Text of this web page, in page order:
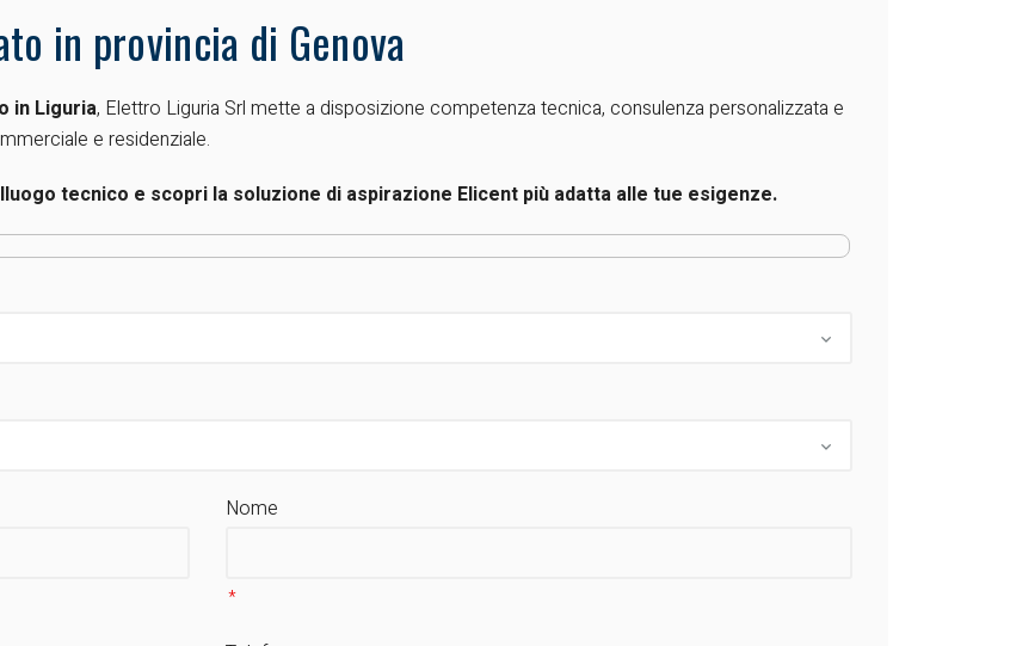
in provincia di Genova
in Liguria, Elettro Liguria Srl mette a disposizione competenza tecnica, consulenza personalizzata e
e residenziale.
tecnico e scopri la soluzione di aspirazione Elicent più adatta alle tue esigenze.
Nome